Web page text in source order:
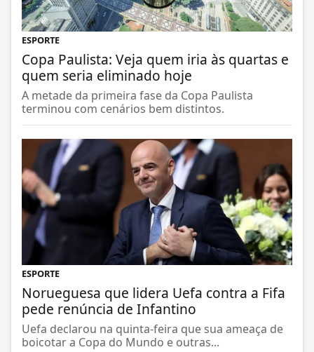
ESPORTE
Copa Paulista: Veja quem iria às quartas e
quem seria eliminado hoje
A metade da primeira fase da Copa Paulista
terminou com cenários bem distintos.
ESPORTE
Norueguesa que lidera Uefa contra a Fifa
pede renúncia de Infantino
Uefa declarou na quinta-feira que sua ameaça de
boicotar a Copa do Mundo e outras...